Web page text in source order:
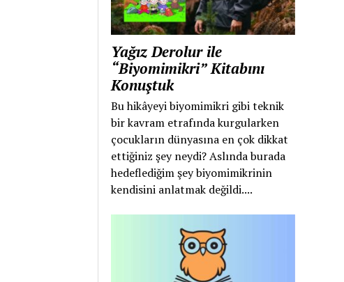
Yağız Derolur ile
“Biyomimikri” Kitabını
Konuştuk
Bu hikâyeyi biyomimikri gibi teknik
bir kavram etrafında kurgularken
çocukların dünyasına en çok dikkat
ettiğiniz şey neydi? Aslında burada
hedeflediğim şey biyomimikrinin
kendisini anlatmak değildi....